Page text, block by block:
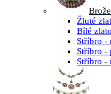
Brože
Žluté
Bílé zlato
Stříbro -
Stříbro -
Stříbro -